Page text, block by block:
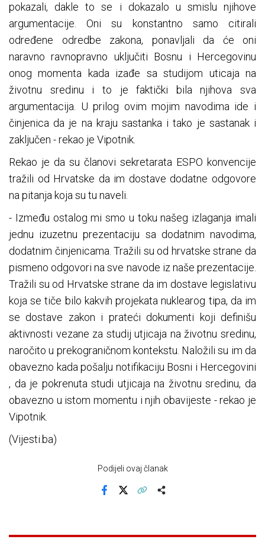
pokazali, dakle to se i dokazalo u smislu njihove
argumentacije. Oni su konstantno samo citirali
određene odredbe zakona, ponavljali da će oni
naravno ravnopravno uključiti Bosnu i Hercegovinu
onog momenta kada izađe sa studijom uticaja na
životnu sredinu i to je faktički bila njihova sva
argumentacija. U prilog ovim mojim navodima ide i
činjenica da je na kraju sastanka i tako je sastanak i
zaključen - rekao je Vipotnik.
Rekao je da su članovi sekretarata ESPO konvencije
tražili od Hrvatske da im dostave dodatne odgovore
na pitanja koja su tu naveli.
- Između ostalog mi smo u toku našeg izlaganja imali
jednu izuzetnu prezentaciju sa dodatnim navodima,
dodatnim činjenicama. Tražili su od hrvatske strane da
pismeno odgovori na sve navode iz naše prezentacije.
Tražili su od Hrvatske strane da im dostave legislativu
koja se tiče bilo kakvih projekata nuklearog tipa, da im
se dostave zakon i prateći dokumenti koji definišu
aktivnosti vezane za studij utjicaja na životnu sredinu,
naročito u prekograničnom kontekstu. Naložili su im da
obavezno kada pošalju notifikaciju Bosni i Hercegovini
, da je pokrenuta studi utjicaja na životnu sredinu, da
obavezno u istom momentu i njih obavijeste - rekao je
Vipotnik.
(Vijesti.ba)
Podijeli ovaj članak